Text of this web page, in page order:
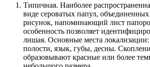
Типичная. Наиболее
виде сероватых папул,
рисунок, напоминающий лист
особенность позволяет
лишая. Основные места локализации:
полости, язык, губы, десны.
образовывают красные или более